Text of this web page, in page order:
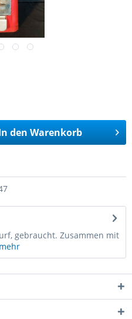
den Warenkorb
gebraucht. Zusammen mit
mehr